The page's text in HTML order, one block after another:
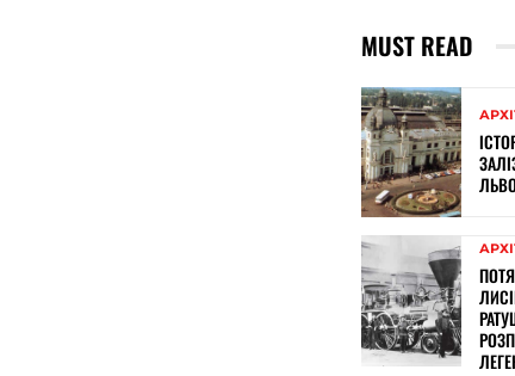
MUST READ